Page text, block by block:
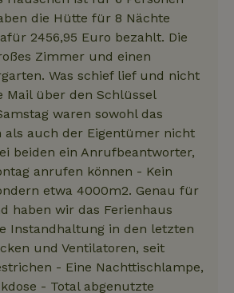
die Hütte für 8 Nächte
2456,95 Euro bezahlt. Die
Zimmer und einen
Was schief lief und nicht
Mail über den Schlüssel
waren sowohl das
als auch der Eigentümer nicht
beiden ein Anrufbeantworter,
anrufen können - Kein
etwa 4000m2. Genau für
haben wir das Ferienhaus
Instandhaltung in den letzten
und Ventilatoren, seit
- Eine Nachttischlampe,
- Total abgenutzte